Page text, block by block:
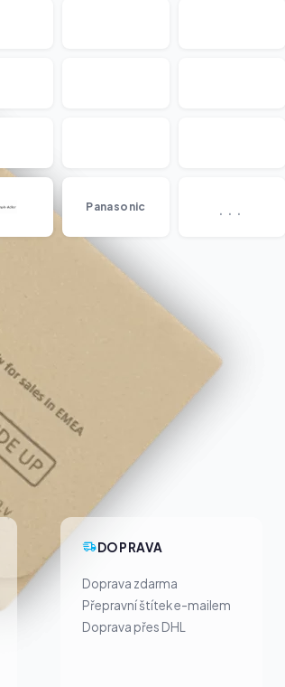
Panasonic ...
DOPRAVA
Doprava zdarma
Přepravní štítek e-mailem
Doprava přes DHL